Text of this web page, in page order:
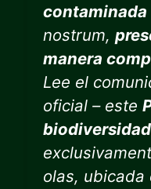
contaminada
nostrum,
manera
Lee el
oficial – este
biodiversidad
olas, ubicada